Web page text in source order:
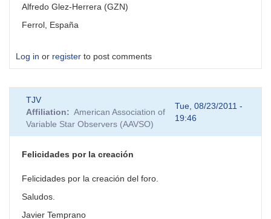
Alfredo Glez-Herrera (GZN)
Ferrol, España
Log in or register to post comments
TJV
Affiliation
American Association of
Variable Star Observers (AAVSO)
Tue, 08/23/2011 -
19:46
Felicidades por la creación
Felicidades por la creación del foro.
Saludos.
Javier Temprano